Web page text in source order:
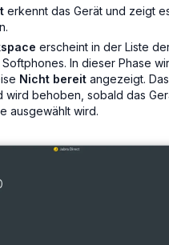
erkennt das Gerät und zeigt
erscheint in der Liste
In dieser Phase
Nicht bereit angezeigt.
wird behoben, sobald das
ausgewählt wird.